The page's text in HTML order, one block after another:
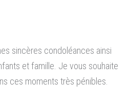
sincères condoléances ainsi
et famille. Je vous souhaite
ces moments très pénibles.